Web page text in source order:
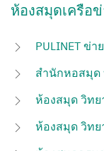
ห้องสมุดเครือ
PULINET ข่
สำนักหอสมุด
ห้องสมุด วิทย
ห้องสมุด วิทย